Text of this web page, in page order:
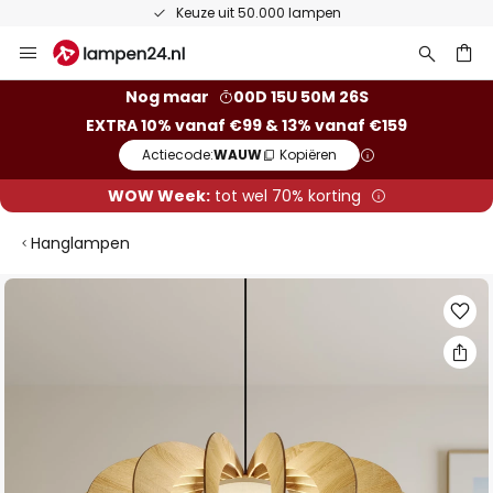
Keuze uit 50.000 lampen
naar
Nog maar
00D 15U 50M 25S
EXTRA 10% vanaf €99 & 13% vanaf €159
Actiecode:WAUW Kopiëren
WOW Week:tot wel 70% korting
Hanglampen
Ga
afbeeldingen-